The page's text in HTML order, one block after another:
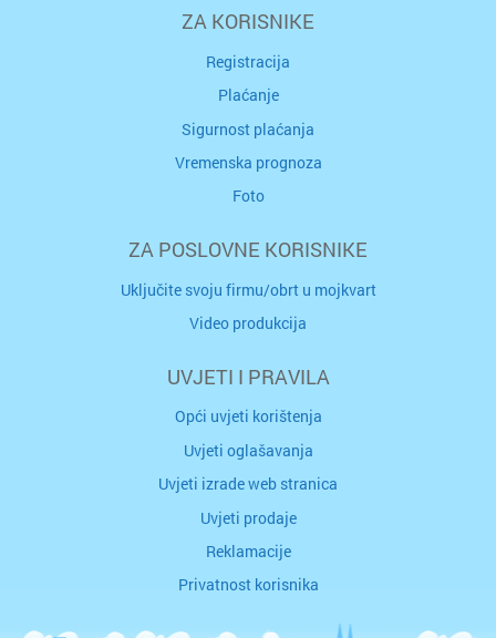
ZA KORISNIKE
Registracija
Plaćanje
Sigurnost plaćanja
Vremenska prognoza
Foto
ZA POSLOVNE KORISNIKE
Uključite svoju firmu/obrt u mojkvart
Video produkcija
UVJETI I PRAVILA
Opći uvjeti korištenja
Uvjeti oglašavanja
Uvjeti izrade web stranica
Uvjeti prodaje
Reklamacije
Privatnost korisnika